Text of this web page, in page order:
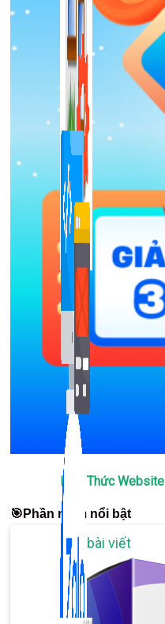
Bán Hàng Online
2,632 bài viết
New
Kiến Thức Website
309 bài viết
Liên hệ: 0967.9999.11
🎯Phần mềm nổi bật